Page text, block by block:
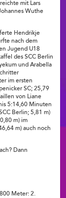
mit Lars
Wuthe
Hendrikje
nach dem
Jugend U18
des SCC Berlin
und Arabella
im ersten
SC; 25,79
von Liane
5:14,60 Minuten
Berlin; 5,81 m)
m) im
m) auch noch
Dann
Meter: 2.